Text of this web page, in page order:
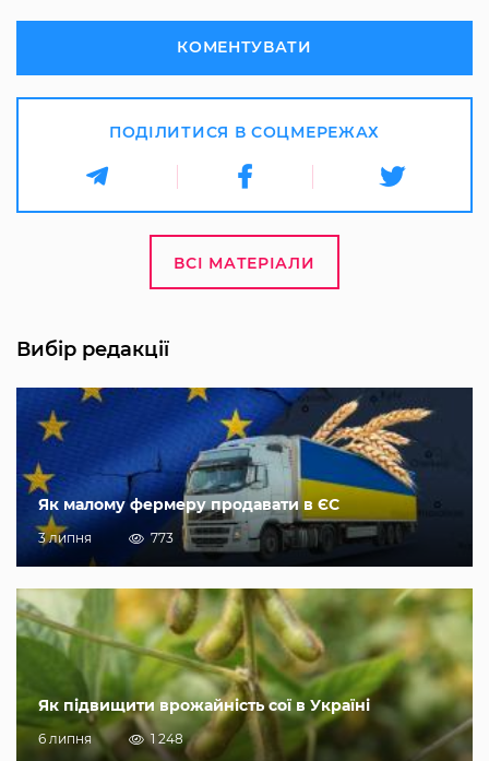
КОМЕНТУВАТИ
ПОДІЛИТИСЯ В СОЦМЕРЕЖАХ
ВСІ МАТЕРІАЛИ
Вибір редакції
Як малому фермеру продавати в ЄС
3 липня 773
Як підвищити врожайність сої в Україні
6 липня 1 248